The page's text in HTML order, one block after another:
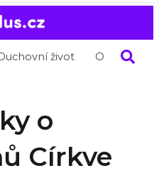
život O nás
o
Církve